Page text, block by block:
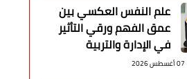
علم النفس العكسي بين
عمق الفهم ورقي التأثير
في الإدارة والتربية
07 أغسطس 2026